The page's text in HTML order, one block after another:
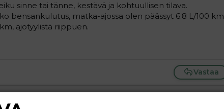
sinne tai tänne, kestävä ja kohtuullisen tilava.
bensankulutus, matka-ajossa olen päässyt 6.8 L/100 km
ajotyylistä riippuen.
Vastaa